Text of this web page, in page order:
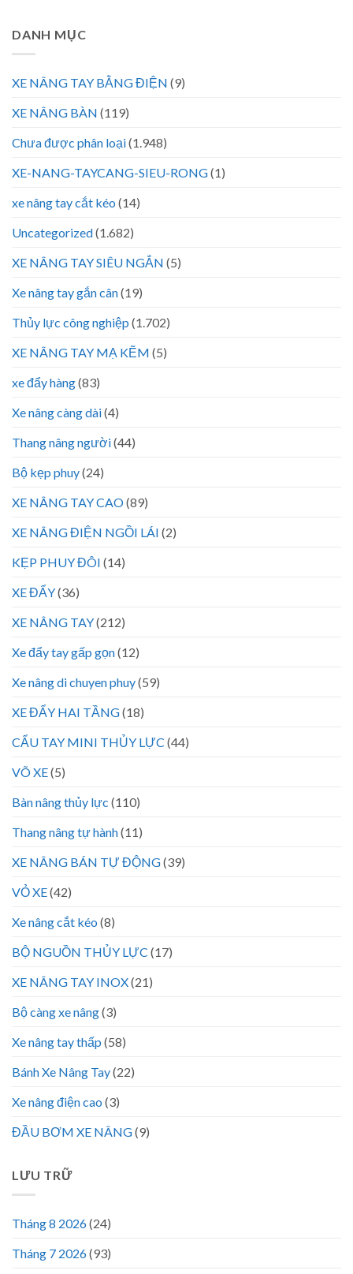
DANH MỤC
XE NÂNG TAY BẰNG ĐIỆN (9)
XE NÂNG BÀN (119)
Chưa được phân loại(1.948)
XE-NANG-TAYCANG-SIEU-RONG(1)
xe nâng tay cắt kéo (14)
Uncategorized(1.682)
XE NÂNG TAY SIÊU NGẮN (5)
Xe nâng tay gắn cân(19)
Thủy lực công nghiệp (1.702)
XE NÂNG TAY MẠ KẼM (5)
xe đẩy hàng(83)
Xe nâng càng dài(4)
Thang nâng người(44)
Bộ kẹp phuy(24)
XE NÂNG TAY CAO(89)
XE NÂNG ĐIỆN NGỒI LÁI (2)
KẸP PHUY ĐÔI (14)
XE ĐẨY(36)
XE NÂNG TAY(212)
Xe đẩy tay gấp gọn(12)
Xe nâng di chuyen phuy(59)
XE ĐẨY HAI TẦNG(18)
CẨU TAY MINI THỦY LỰC (44)
VÕ XE(5)
Bàn nâng thủy lực (110)
Thang nâng tự hành(11)
XE NÂNG BÁN TỰ ĐỘNG(39)
VỎ XE(42)
Xe nâng cắt kéo (8)
BỘ NGUỒN THỦY LỰC (17)
XE NÂNG TAY INOX(21)
Bộ càng xe nâng(3)
Xe nâng tay thấp (58)
Bánh Xe Nâng Tay(22)
Xe nâng điện cao (3)
ĐẦU BƠM XE NÂNG(9)
LƯU TRỮ
Tháng 8 2026(24)
Tháng 7 2026(93)